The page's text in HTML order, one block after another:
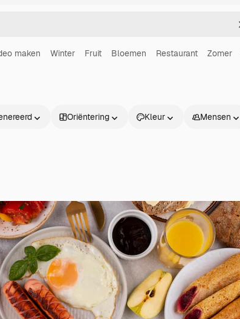
maken Winter Fruit Bloemen Restaurant Zomer
Oriëntering Kleur Mensen
werk te
Producten
Spaces
AI-assistent
AI Image Generator
Aan de slag
Academy
Documentatie
Ondersteuning